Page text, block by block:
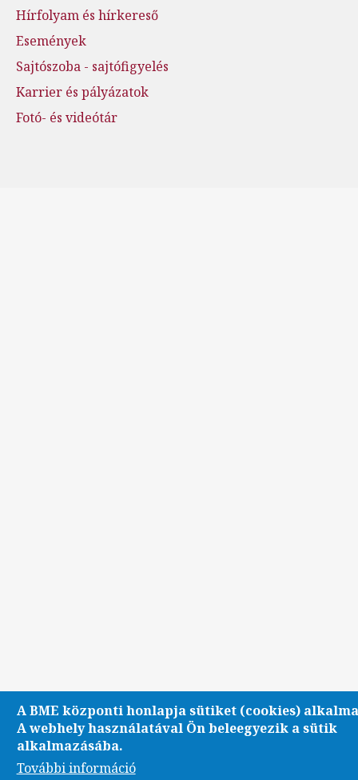
Hírfolyam és hírkereső
Események
Sajtószoba - sajtófigyelés
Karrier és pályázatok
Fotó- és videótár
A BME központi honlapja sütiket (cookies)
A webhely használatával Ön beleegyezik a sütik
alkalmazásába.
További információ